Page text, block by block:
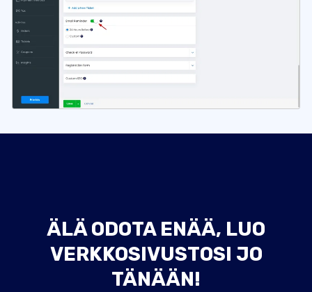
ÄLÄ ODOTA ENÄÄ, LUO
VERKKOSIVUSTOSI JO
TÄNÄÄN!